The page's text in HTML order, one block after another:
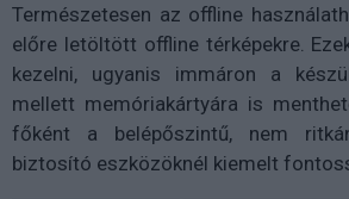
Természetesen az offline
előre letöltött offline térképekre.
kezelni, ugyanis immáron a
mellett memóriakártyára is
főként a belépőszintű, nem
biztosító eszközöknél kiemelt